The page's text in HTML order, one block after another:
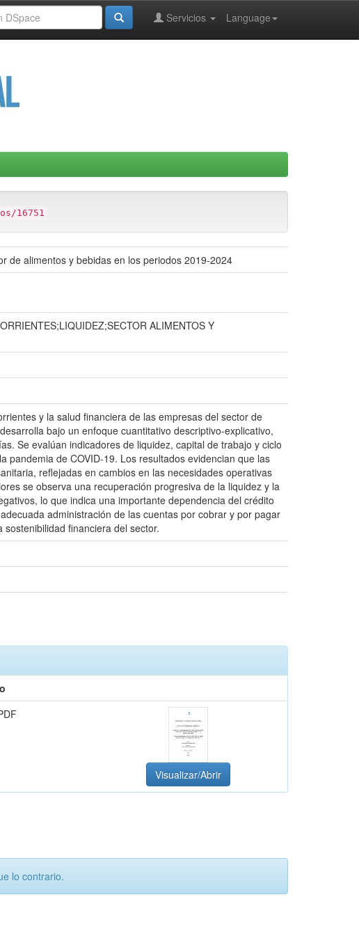
Language
Servicios
16751
de alimentos y bebidas en los periodos 2019-2024
ALIMENTOS Y
y la salud financiera de las empresas del sector de
bajo un enfoque cuantitativo descriptivo-explicativo,
Se evalúan indicadores de liquidez, capital de trabajo y ciclo
pandemia de COVID-19. Los resultados evidencian que las
reflejadas en cambios en las necesidades operativas
se observa una recuperación progresiva de la liquidez y la
lo que indica una importante dependencia del crédito
administración de las cuentas por cobrar y por pagar
financiera del sector.
Visualizar/Abrir
lo contrario.